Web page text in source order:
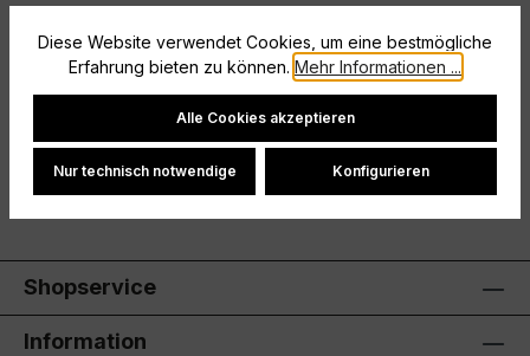
Größe: 140
Bewertungen
Shopservice
Information
Diese Website verwendet Cookies, um eine bestmögliche
Erfahrung bieten zu können. Mehr Informationen ...
Cookie-Einstellungen
Alle Cookies akzeptieren
Nur technisch notwendige Konfigurieren